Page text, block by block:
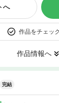
へ
作品をチェッ
作品情報へ
完結